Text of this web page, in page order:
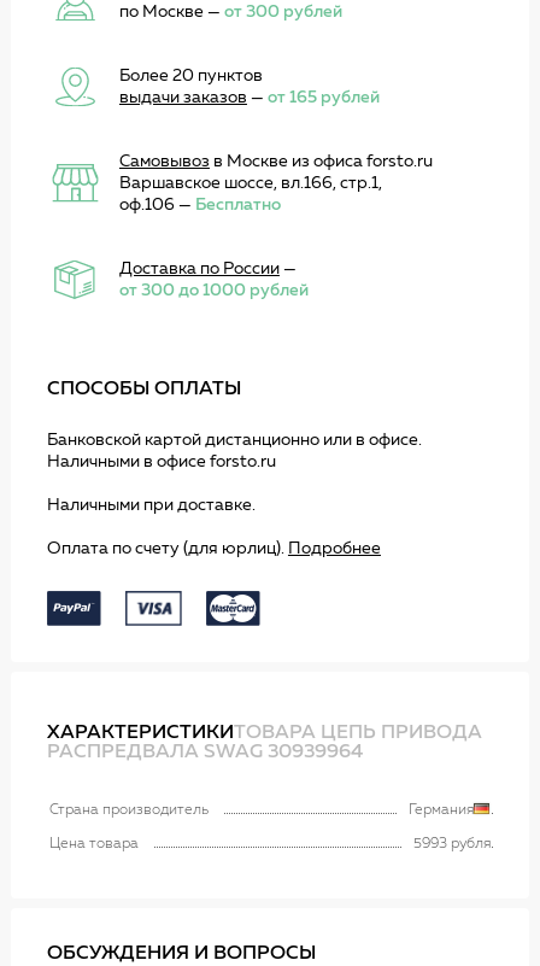
по Москве — от 300 рублей
Более 20 пунктов
выдачи заказов — от 165 рублей
Самовывоз в Москве из офиса forsto.ru
Варшавское шоссе, вл.166, стр.1,
оф.106 — Бесплатно
Доставка по России—
от 300 до 1000 рублей
СПОСОБЫ ОПЛАТЫ
Банковской картой дистанционно или в офисе.
Наличными в офисе forsto.ru
Наличными при доставке.
Оплата по счету (для юрлиц). Подробнее
ХАРАКТЕРИСТИКИТОВАРА ЦЕПЬ ПРИВОДА
РАСПРЕДВАЛА SWAG 30939964
Страна производитель Германия
Цена товара 5993 рубля
ОБСУЖДЕНИЯ И ВОПРОСЫ